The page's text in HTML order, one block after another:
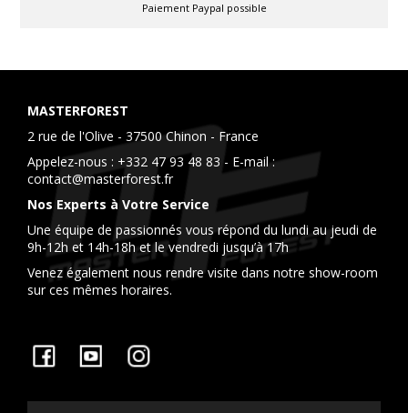
Paiement Paypal possible
MASTERFOREST
2 rue de l'Olive - 37500 Chinon - France
Appelez-nous : +332 47 93 48 83 - E-mail :
contact@masterforest.fr
Nos Experts à Votre Service
Une équipe de passionnés vous répond du lundi au jeudi de
9h-12h et 14h-18h et le vendredi jusqu’à 17h
Venez également nous rendre visite dans notre show-room
sur ces mêmes horaires.
Facebook YouTube